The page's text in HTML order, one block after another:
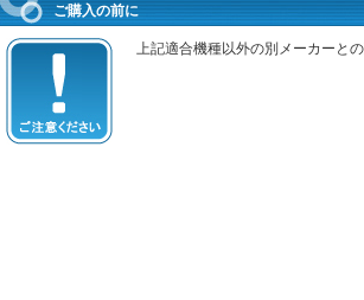
ご購入の前に
上記適合機種以外の別メーカーと